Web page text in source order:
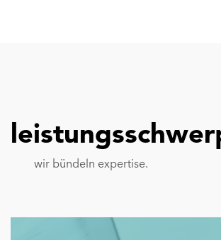
wir bündeln expertise.